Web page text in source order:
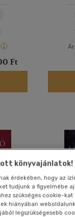
(1)
Ft
könyvajánlatok!
érdekében, hogy az
tudjunk a figyelmébe
szükséges cookie-kat
hiányában
legszükségesebb